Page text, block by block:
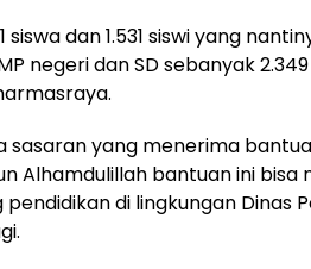
siswa dan 1.531 siswi yang
negeri dan SD sebanyak
sasaran yang menerima
Alhamdulillah bantuan ini bisa
pendidikan di lingkungan Dinas